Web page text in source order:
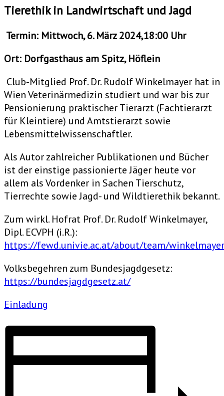
Tierethik in Landwirtschaft und Jagd
Termin: Mittwoch, 6. März 2024,18:00 Uhr
Ort: Dorfgasthaus am Spitz, Höflein
Club-Mitglied Prof. Dr. Rudolf Winkelmayer hat in
Wien Veterinärmedizin studiert und war bis zur
Pensionierung praktischer Tierarzt (Fachtierarzt
für Kleintiere) und Amtstierarzt sowie
Lebensmittelwissenschaftler.
Als Autor zahlreicher Publikationen und Bücher
ist der einstige passionierte Jäger heute vor
allem als Vordenker in Sachen Tierschutz,
Tierrechte sowie Jagd- und Wildtierethik bekannt.
Zum wirkl. Hofrat Prof. Dr. Rudolf Winkelmayer,
Dipl. ECVPH (i.R.):
https://fewd.univie.ac.at/about/team/
Volksbegehren zum Bundesjagdgesetz:
https://bundesjagdgesetz.at/
Einladung